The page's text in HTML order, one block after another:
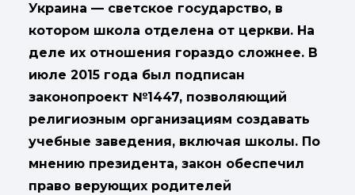
Украина — светское государство, в
котором школа отделена от церкви. На
деле их отношения гораздо сложнее. В
июле 2015 года был подписан
законопроект №1447, позволяющий
религиозным организациям создавать
учебные заведения, включая школы. По
мнению президента, закон обеспечил
право верующих родителей